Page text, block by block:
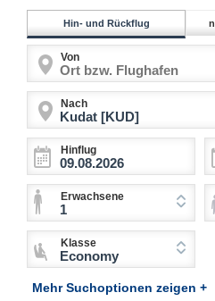
Hin- und Rückflug
Von
Nach
Hinflug
Erwachsene
1
Klasse
Economy
Mehr Suchoptionen zeigen +